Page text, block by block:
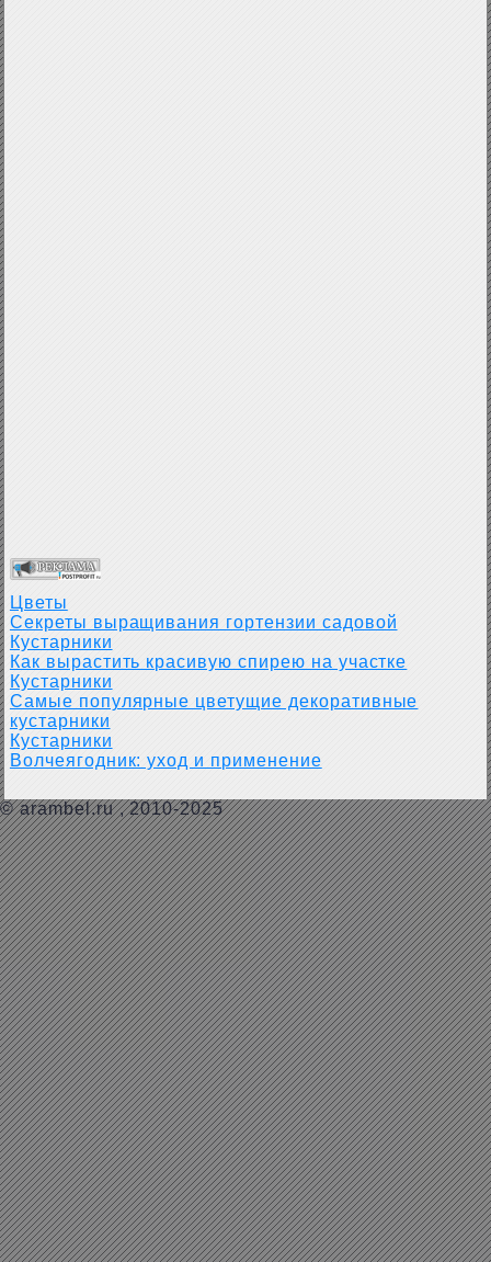
Цветы
Секреты выращивания гортензии садовой
Кустарники
Как вырастить красивую спирею на участке
Кустарники
Самые популярные цветущие декоративные
кустарники
Кустарники
Волчеягодник: уход и применение
© arambel.ru, 2010-2025